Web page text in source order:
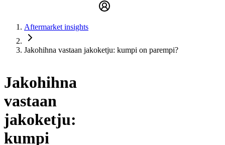
Aftermarket insights
Jakohihna vastaan jakoketju: kumpi on parempi?
Jakohihna
vastaan
jakoketju:
kumpi